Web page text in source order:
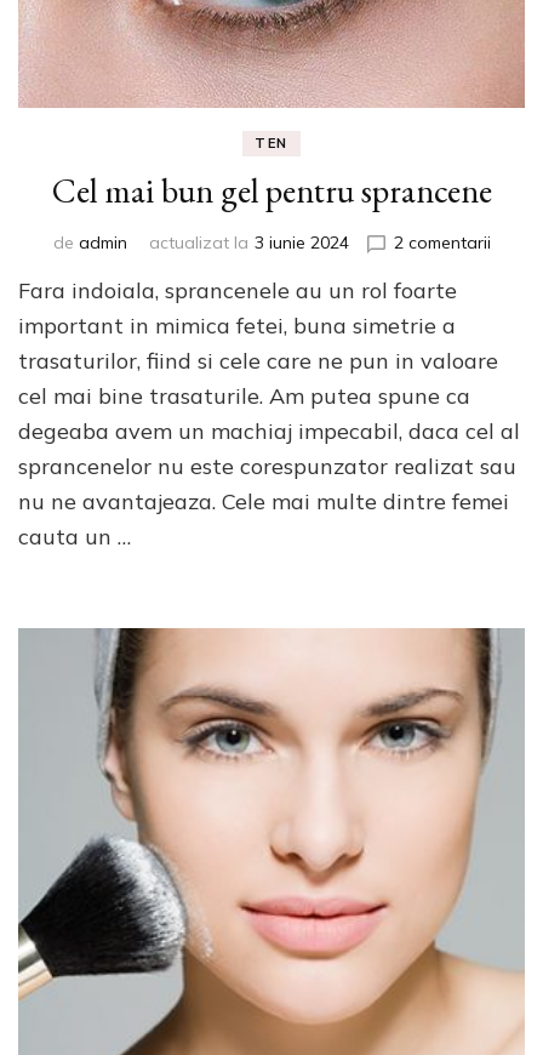
TEN
Cel mai bun gel pentru sprancene
de admin actualizat la 3 iunie 2024 2 comentariila
pentru
Fara indoiala, sprancenele au un rol foarte
important in mimica fetei, buna simetrie a
trasaturilor, fiind si cele care ne pun in valoare
cel mai bine trasaturile. Am putea spune ca
degeaba avem un machiaj impecabil, daca cel al
sprancenelor nu este corespunzator realizat sau
nu ne avantajeaza. Cele mai multe dintre femei
cauta un …